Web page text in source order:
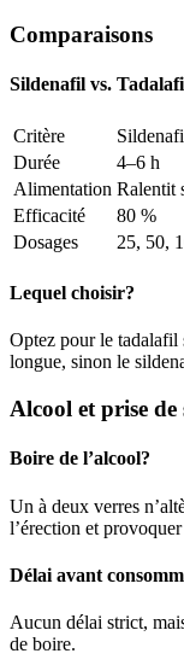
Comparaisons
Sildenafil vs.
Critère
Durée
4–6 h
Alimentation Ralentit
Efficacité
80 %
Dosages
25, 50,
Lequel choisir?
Optez pour le tadalafil
longue, sinon le
Alcool et prise
Boire de l’alcool?
Un à deux verres
l’érection et
Délai avant
Aucun délai strict,
de boire.